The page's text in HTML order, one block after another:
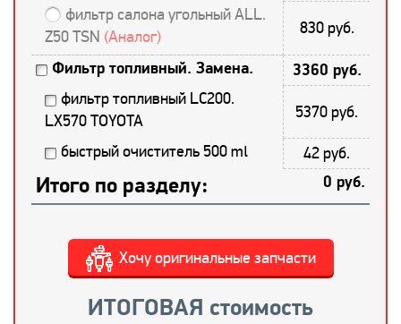
фильтр салона угольный ALL.
Z50 TSN (Аналог) 830 руб.
Фильтр топливный. Замена. 3360 руб.
фильтр топливный LC200.
LX570 TOYOTA
5370 руб.
быстрый очиститель 500 ml
42 руб.
Итого по разделу: 0 руб.
ИТОГОВАЯ стоимость
Хочу оригинальные запчасти